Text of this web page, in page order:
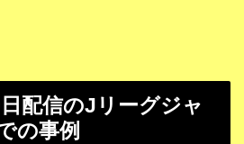
配信のJリーグジャ
の事例